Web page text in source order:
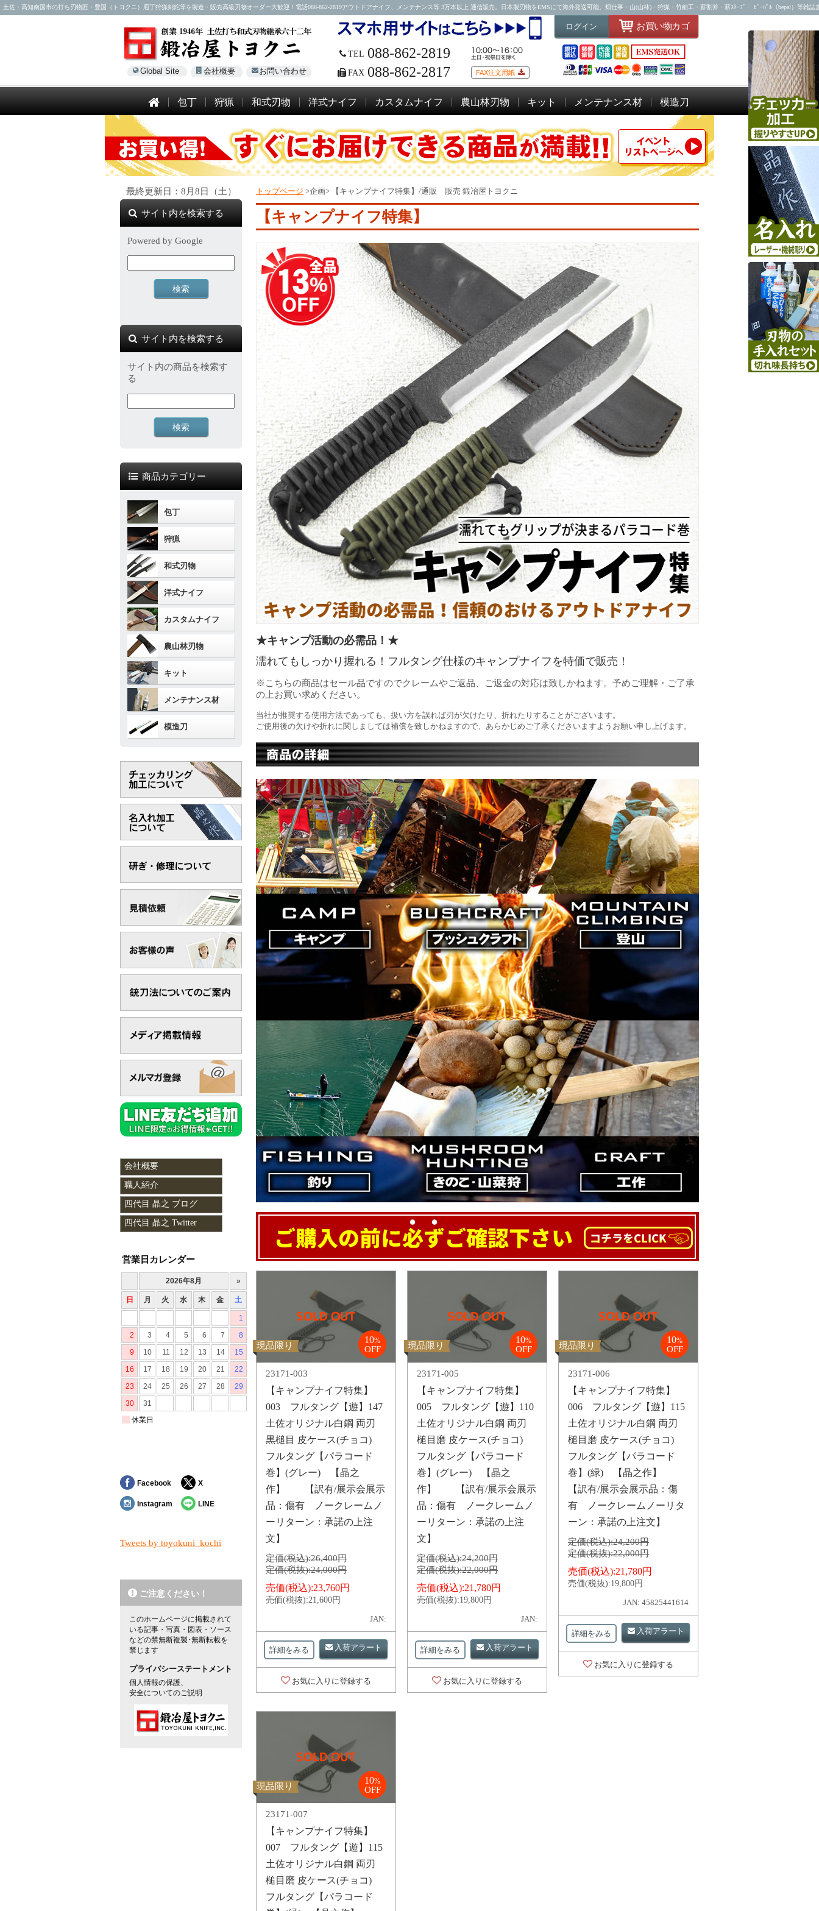
土佐・高知南国市の打ち刃物匠・豊国（トヨクニ）庖丁狩猟剣鉈等を製造・販売高級刃物オーダー大歓迎！電話088-862-2819アウトドアナイフ、メンテナンス等 3万本以上 通信販売。日本製刃物をEMSにて海外発送可能。畑仕事・山(山林)・狩猟・竹細工・薪割斧・薪ｽﾄｰﾌﾞ・ ﾋﾞｰﾊﾟﾙ（bepal）等雑誌
Global Site 会社概要 お問い合わせ
TEL 088-862-2819
FAX 088-862-2817 FAX注文用紙
ログイン お買い物カゴ
包丁 狩猟 和式刃物 洋式ナイフ カスタムナイフ 農山林刃物 キット メンテナンス材 模造刀
トップページ >企画> 【キャンプナイフ特集】/通販 販売 鍛冶屋トヨクニ
【キャンプナイフ特集】
★キャンプ活動の必需品！★
濡れてもしっかり握れる！フルタング仕様のキャンプナイフを特価で販売！
※こちらの商品はセール品ですのでクレームやご返品、ご返金の対応は致しかねます。予めご理解・ご了承
の上お買い求めください。
当社が推奨する使用方法であっても、扱い方を誤れば刃が欠けたり、折れたりすることがございます。
ご使用後の欠けや折れに関しましては補償を致しかねますので、あらかじめご了承くださいますようお願い申し上げます。
現品限り
10%
OFF
23171-003
【キャンプナイフ特集】
003 フルタング【遊】147
土佐オリジナル白鋼 両刃
黒槌目 皮ケース(チョコ)
フルタング【パラコード
巻】(グレー) 【晶之
作】 【訳有/展示会展示
品：傷有 ノークレームノ
ーリターン：承諾の上注
文】
定価(税込):26,400円
定価(税抜):24,000円
売価(税込):23,760円
売価(税抜):21,600円
JAN:
詳細をみる 入荷アラート
お気に入りに登録する
現品限り
10%
OFF
23171-005
【キャンプナイフ特集】
005 フルタング【遊】110
土佐オリジナル白鋼 両刃
槌目磨 皮ケース(チョコ)
フルタング【パラコード
巻】(グレー) 【晶之
作】 【訳有/展示会展示
品：傷有 ノークレームノ
ーリターン：承諾の上注
文】
定価(税込):24,200円
定価(税抜):22,000円
売価(税込):21,780円
売価(税抜):19,800円
JAN:
詳細をみる 入荷アラート
お気に入りに登録する
現品限り
10%
OFF
23171-006
【キャンプナイフ特集】
006 フルタング【遊】115
土佐オリジナル白鋼 両刃
槌目磨 皮ケース(チョコ)
フルタング【パラコード
巻】(緑) 【晶之作】
【訳有/展示会展示品：傷
有 ノークレームノーリタ
ーン：承諾の上注文】
定価(税込):24,200円
定価(税抜):22,000円
売価(税込):21,780円
売価(税抜):19,800円
JAN: 45825441614
詳細をみる 入荷アラート
お気に入りに登録する
現品限り
10%
OFF
23171-007
【キャンプナイフ特集】
007 フルタング【遊】115
土佐オリジナル白鋼 両刃
槌目磨 皮ケース(チョコ)
フルタング【パラコード
最終更新日：8月8日（土）
サイト内を検索する
Powered by Google
サイト内を検索する
サイト内の商品を検索す
る
商品カテゴリー
包丁
狩猟
和式刃物
洋式ナイフ
カスタムナイフ
農山林刃物
キット
メンテナンス材
模造刀
会社概要
職人紹介
四代目 晶之 ブログ
四代目 晶之 Twitter
営業日カレンダー
Facebook X
Instagram LINE
Tweets by toyokuni_kochi
ご注意ください！
このホームページに掲載されて
いる記事・写真・図表・ソース
などの禁無断複製･無断転載を
禁じます
プライバシーステートメント
個人情報の保護、
安全についてのご説明